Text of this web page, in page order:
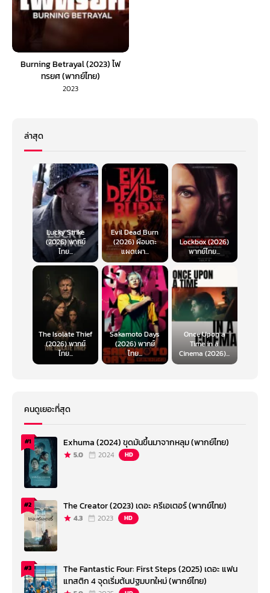
Burning Betrayal (2023) ไฟ
ทรยศ (พากย์ไทย)
2023
ล่าสุด
Lucky Strike
(2026) พากย์
ไทย...
Evil Dead Burn
(2026) ผีอมตะ
แผดเผา...
Lockbox (2026)
พากย์ไทย...
The Isolate Thief
(2026) พากย์
ไทย...
Sakamoto Days
(2026) พากย์
ไทย...
Once Upon a
Time in a
Cinema (2026)...
คนดูเยอะที่สุด
#1 Exhuma (2024) ขุดมันขึ้นมาจากหลุม (พากย์ไทย)
5.0 2024 HD
#2 The Creator (2023) เดอะ ครีเอเตอร์ (พากย์ไทย)
4.3 2023 HD
#3
The Fantastic Four: First Steps (2025) เดอะ แฟน
แทสติก 4 จุดเริ่มต้นปฐมบทใหม่ (พากย์ไทย)